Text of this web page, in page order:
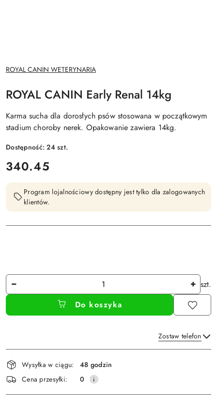
NAZWA
PRODUCENTA:
ROYAL CANIN WETERYNARIA
ROYAL CANIN Early Renal 14kg
Karma sucha dla dorosłych psów stosowana w początkowym
stadium choroby nerek. Opakowanie zawiera 14kg.
Dostępność:24szt.
cena:
340.45
Program lojalnościowy dostępny jest tylko dla zalogowanych
klientów.
Ilość
szt.
Do koszyka
Zostaw telefon
Wyślij
Dostępność
i
dostawa
Wysyłka w ciągu:
48 godzin
Cena przesyłki:
0